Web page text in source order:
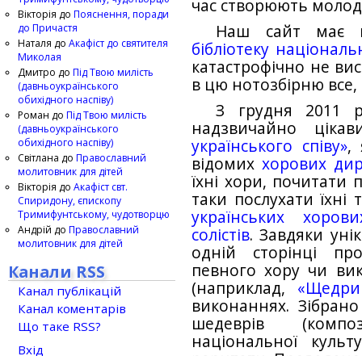
час створюють
Наш сайт має
бібліотеку
катастрофічно не
в цю нотозбірню
З грудня 2011
надзвичайно
українського співу»,
відомих хорових
їхні хори, почитати
таки послухати
українських
солістів. Завдяки
одній сторінці
певного хору чи
(наприклад,
виконаннях.
шедеврів
національної
Вікторія до Пояснення, поради
до Причастя
Наталя до Акафіст до святителя
Миколая
Дмитро до Під Твою милість
(давньоукраїнського
обихідного наспіву)
Роман до Під Твою милість
(давньоукраїнського
обихідного наспіву)
Світлана до Православний
молитовник для дітей
Вікторія до Акафіст свт.
Спиридону, єпископу
Тримифунтському, чудотворцю
Андрій до Православний
молитовник для дітей
Канали RSS
Канал публікацій
Канал коментарів
Що таке RSS?
Вхід